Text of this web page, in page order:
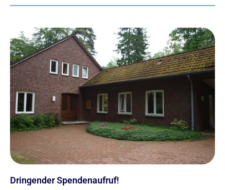
Dringender Spendenaufruf!